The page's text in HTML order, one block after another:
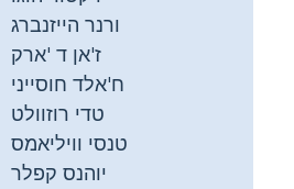
ורנר הייזנברג
ז'אן ד 'ארק
ח'אלד חוסייני
טדי רוזוולט
טנסי וויליאמס
יוהנס קפלר